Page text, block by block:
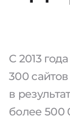
С 2013
300
в
более 500